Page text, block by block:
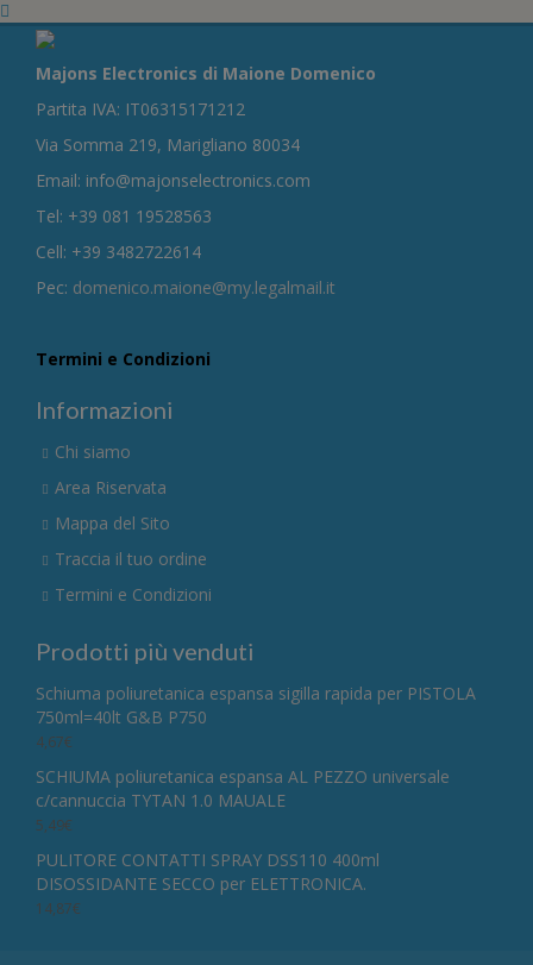
Majons Electronics di Maione Domenico
Partita IVA: IT06315171212
Via Somma 219, Marigliano 80034
Email: info@majonselectronics.com
Tel: +39 081 19528563
Cell: +39 3482722614
Pec: domenico.maione@my.legalmail.it
Termini e Condizioni
Informazioni
Chi siamo
Area Riservata
Mappa del Sito
Traccia il tuo ordine
Termini e Condizioni
Prodotti più venduti
Schiuma poliuretanica espansa sigilla rapida per PISTOLA
750ml=40lt G&B P750
4,67€
SCHIUMA poliuretanica espansa AL PEZZO universale
c/cannuccia TYTAN 1.0 MAUALE
5,49€
PULITORE CONTATTI SPRAY DSS110 400ml
DISOSSIDANTE SECCO per ELETTRONICA.
14,87€